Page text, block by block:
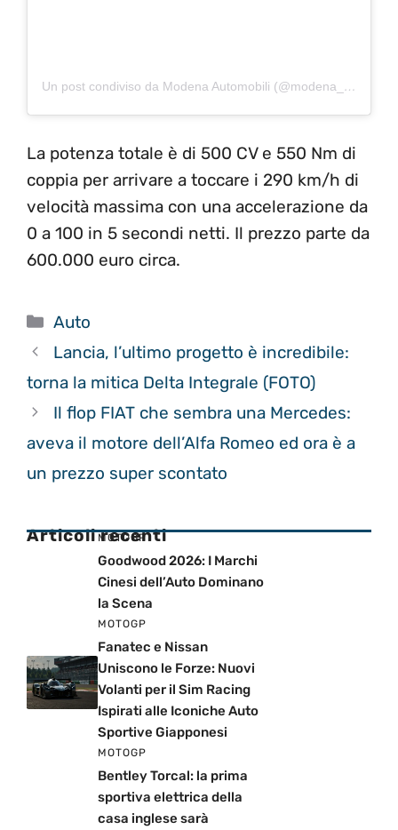
Un post condiviso da Modena Automobili (@modena_automobili)
La potenza totale è di 500 CV e 550 Nm di
coppia per arrivare a toccare i 290 km/h di
velocità massima con una accelerazione da
0 a 100 in 5 secondi netti. Il prezzo parte da
600.000 euro circa.
Categorie
Auto
Lancia, l’ultimo progetto è incredibile:
torna la mitica Delta Integrale (FOTO)
Il flop FIAT che sembra una Mercedes:
aveva il motore dell’Alfa Romeo ed ora è a
un prezzo super scontato
Articoli recenti
MOTOGP
Goodwood 2026: I Marchi
Cinesi dell’Auto Dominano
la Scena
MOTOGP
Fanatec e Nissan
Uniscono le Forze: Nuovi
Volanti per il Sim Racing
Ispirati alle Iconiche Auto
Sportive Giapponesi
MOTOGP
Bentley Torcal: la prima
sportiva elettrica della
casa inglese sarà